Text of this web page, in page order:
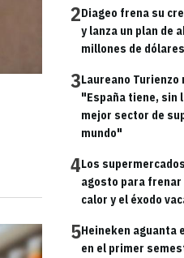
2Diageo frena su
y lanza un plan de
millones de dólares
3Laureano
"España tiene, sin
mejor sector de
mundo"
4Los
agosto para
calor y el éxodo
5Heineken aguanta
en el primer